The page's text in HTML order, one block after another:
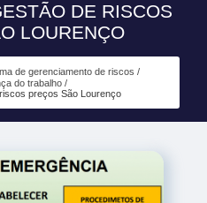
DE RISCOS
LOURENÇO
de gerenciamento de riscos
do trabalho
preços São Lourenço